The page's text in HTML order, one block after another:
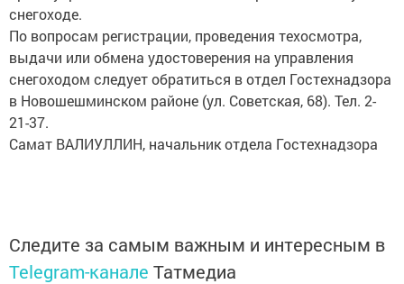
снегоходе.
По вопросам регистрации, проведения техосмотра,
выдачи или обмена удостоверения на управления
снегоходом следует обратиться в отдел Гостехнадзора
в Новошешминском районе (ул. Советская, 68). Тел. 2-
21-37.
Самат ВАЛИУЛЛИН, начальник отдела Гостехнадзора
Следите за самым важным и интересным в
Telegram-канале Татмедиа